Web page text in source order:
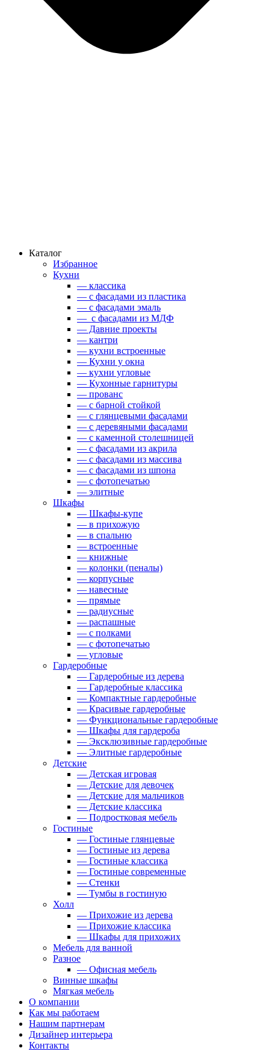
Каталог
Избранное
Кухни
— классика
— с фасадами из пластика
— с фасадами эмаль
— с фасадами из МДФ
— Давние проекты
— кантри
— кухни встроенные
— Кухни у окна
— кухни угловые
— Кухонные гарнитуры
— прованс
— с барной стойкой
— с глянцевыми фасадами
— с деревяными фасадами
— с каменной столешницей
— с фасадами из акрила
— с фасадами из массива
— с фасадами из шпона
— с фотопечатью
— элитные
Шкафы
— Шкафы-купе
— в прихожую
— в спальню
— встроенные
— книжные
— колонки (пеналы)
— корпусные
— навесные
— прямые
— радиусные
— распашные
— с полками
— с фотопечатью
— угловые
Гардеробные
— Гардеробные из дерева
— Гардеробные классика
— Компактные гардеробные
— Красивые гардеробные
— Функциональные гардеробные
— Шкафы для гардероба
— Эксклюзивные гардеробные
— Элитные гардеробные
Детские
— Детская игровая
— Детские для девочек
— Детские для мальчиков
— Детские классика
— Подростковая мебель
Гостиные
— Гостиные глянцевые
— Гостиные из дерева
— Гостиные классика
— Гостиные современные
— Стенки
— Тумбы в гостиную
Холл
— Прихожие из дерева
— Прихожие классика
— Шкафы для прихожих
Мебель для ванной
Разное
— Офисная мебель
Винные шкафы
Мягкая мебель
О компании
Как мы работаем
Нашим партнерам
Дизайнер интерьера
Контакты